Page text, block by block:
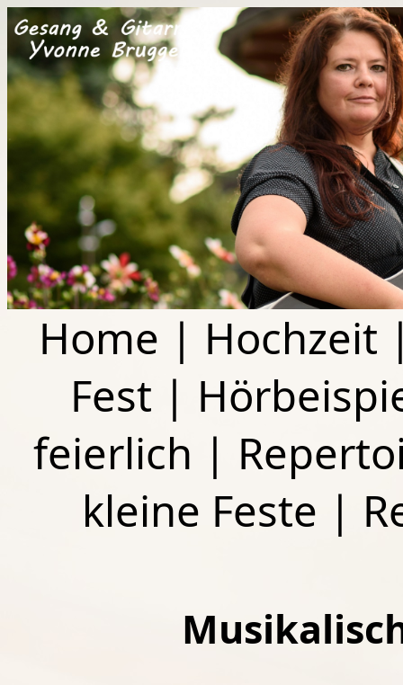
Home | Hochzeit
Fest |
feierlich |
kleine Feste |